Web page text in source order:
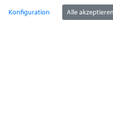
Zollernstraße
Konfiguration Alle akzeptieren